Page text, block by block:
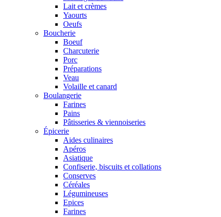
Lait et crèmes
Yaourts
Oeufs
Boucherie
Boeuf
Charcuterie
Porc
Préparations
Veau
Volaille et canard
Boulangerie
Farines
Pains
Pâtisseries & viennoiseries
Épicerie
Aides culinaires
Apéros
Asiatique
Confiserie, biscuits et collations
Conserves
Céréales
Légumineuses
Epices
Farines